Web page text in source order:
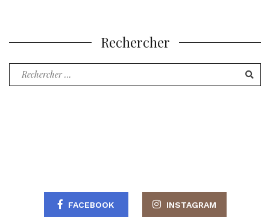
Rechercher
Recherche
FACEBOOK INSTAGRAM